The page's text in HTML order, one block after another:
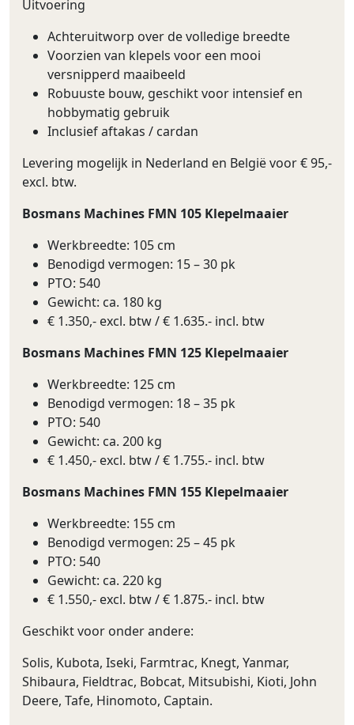
Uitvoering
Achteruitworp over de volledige breedte
Voorzien van klepels voor een mooi
versnipperd maaibeeld
Robuuste bouw, geschikt voor intensief en
hobbymatig gebruik
Inclusief aftakas / cardan
Levering mogelijk in Nederland en België voor € 95,-
excl. btw.
Bosmans Machines FMN 105 Klepelmaaier
Werkbreedte: 105 cm
Benodigd vermogen: 15 – 30 pk
PTO: 540
Gewicht: ca. 180 kg
€ 1.350,- excl. btw / € 1.635.- incl. btw
Bosmans Machines FMN 125 Klepelmaaier
Werkbreedte: 125 cm
Benodigd vermogen: 18 – 35 pk
PTO: 540
Gewicht: ca. 200 kg
€ 1.450,- excl. btw / € 1.755.- incl. btw
Bosmans Machines FMN 155 Klepelmaaier
Werkbreedte: 155 cm
Benodigd vermogen: 25 – 45 pk
PTO: 540
Gewicht: ca. 220 kg
€ 1.550,- excl. btw / € 1.875.- incl. btw
Geschikt voor onder andere:
Solis, Kubota, Iseki, Farmtrac, Knegt, Yanmar,
Shibaura, Fieldtrac, Bobcat, Mitsubishi, Kioti, John
Deere, Tafe, Hinomoto, Captain.